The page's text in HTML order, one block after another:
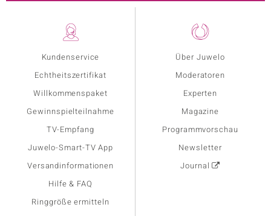
Kundenservice
Echtheitszertifikat
Willkommenspaket
Gewinnspielteilnahme
TV-Empfang
Juwelo-Smart-TV App
Versandinformationen
Hilfe & FAQ
Ringgröße ermitteln
Über Juwelo
Moderatoren
Experten
Magazine
Programmvorschau
Newsletter
Journal